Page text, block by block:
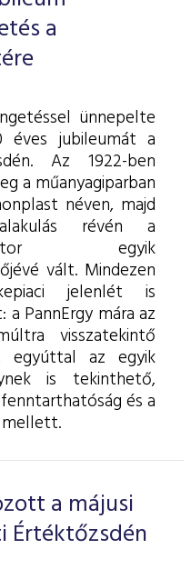
a
ünnepelte
éves jubileumát a
Az 1922-ben
a műanyagiparban
néven, majd
révén a
szektor egyik
vált. Mindezen
jelenlét is
PannErgy mára az
visszatekintő
egyúttal az egyik
is tekinthető,
és a
a májusi
Értéktőzsdén